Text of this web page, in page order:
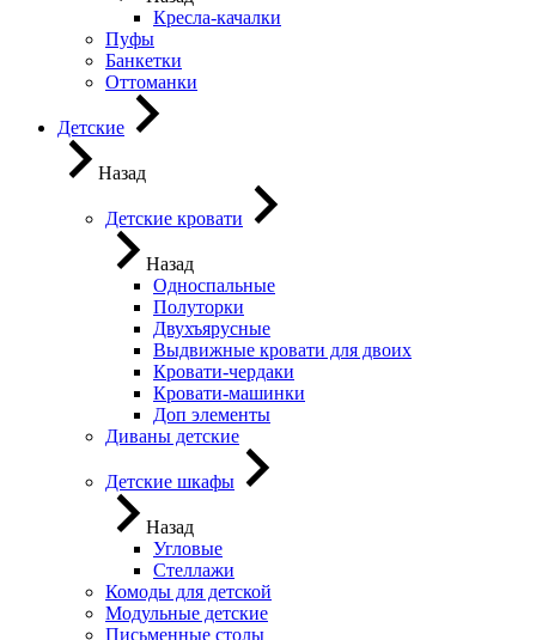
Кресла-качалки
Пуфы
Банкетки
Оттоманки
Детские
Назад
Детские кровати
Назад
Односпальные
Полуторки
Двухъярусные
Выдвижные кровати для двоих
Кровати-чердаки
Кровати-машинки
Доп элементы
Диваны детские
Детские шкафы
Назад
Угловые
Стеллажи
Комоды для детской
Модульные детские
Письменные столы